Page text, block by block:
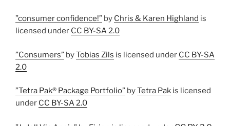
”consumer confidence!” by Chris & Karen Highland is
licensed under CC BY-SA 2.0
”Consumers” byTobias Zils is licensed under CC BY-SA
2.0
”Tetra Pak® Package Portfolio” byTetra Pak is licensed
under CC BY-SA 2.0